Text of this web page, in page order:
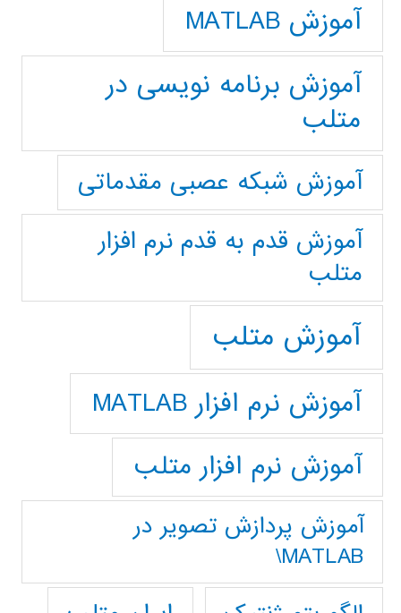
آموزش MATLAB
آموزش برنامه نویسی در
متلب
آموزش شبکه عصبی مقدماتی
آموزش قدم به قدم نرم افزار
متلب
آموزش متلب
آموزش نرم افزار MATLAB
آموزش نرم افزار متلب
آموزش پردازش تصوير در
MATLAB\